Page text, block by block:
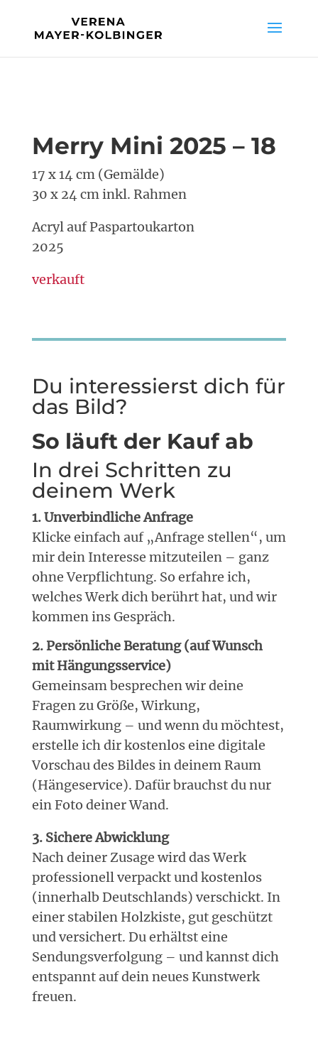
Merry Mini 2025 – 18
17 x 14 cm (Gemälde)
30 x 24 cm inkl. Rahmen
Acryl auf Paspartoukarton
2025
verkauft
Du interessierst dich für
das Bild?
So läuft der Kauf ab
In drei Schritten zu
deinem Werk
1. Unverbindliche Anfrage
Klicke einfach auf „Anfrage stellen“, um
mir dein Interesse mitzuteilen – ganz
ohne Verpflichtung. So erfahre ich,
welches Werk dich berührt hat, und wir
kommen ins Gespräch.
2. Persönliche Beratung (auf Wunsch
mit Hängungsservice)
Gemeinsam besprechen wir deine
Fragen zu Größe, Wirkung,
Raumwirkung – und wenn du möchtest,
erstelle ich dir kostenlos eine digitale
Vorschau des Bildes in deinem Raum
(Hängeservice). Dafür brauchst du nur
ein Foto deiner Wand.
3. Sichere Abwicklung
Nach deiner Zusage wird das Werk
professionell verpackt und kostenlos
(innerhalb Deutschlands) verschickt. In
einer stabilen Holzkiste, gut geschützt
und versichert. Du erhältst eine
Sendungsverfolgung – und kannst dich
entspannt auf dein neues Kunstwerk
freuen.